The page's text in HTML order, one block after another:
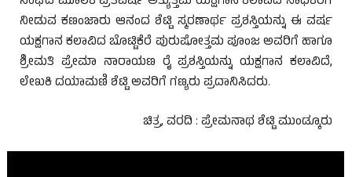
ನೀಡುವ ಕಣಂಜಾರು ಆನಂದ ಶೆಟ್ಟಿ ಸ್ಮರಣಾರ್ಥ ಪ್ರಶಸ್ತಿಯನ್ನು ಈ ವರ್ಷ
ಯಕ್ಷಗಾನ ಕಲಾವಿದ ಬೊಟ್ಟಿಕೆರೆ ಪುರುಷೋತ್ತಮ ಪೂಂಜ ಅವರಿಗೆ ಹಾಗೂ
ಶ್ರೀಮತಿ ಪ್ರೇಮಾ ನಾರಾಯಣ ರೈ ಪ್ರಶಸ್ತಿಯನ್ನು ಯಕ್ಷಗಾನ ಕಲಾವಿದೆ,
ಲೇಖಕಿ ದಯಾಮಣಿ ಶೆಟ್ಟಿ ಅವರಿಗೆ ಗಣ್ಯರು ಪ್ರದಾನಿಸಿದರು.
ಚಿತ್ರ, ವರದಿ : ಪ್ರೇಮನಾಥ ಶೆಟ್ಟಿ ಮುಂಡ್ಕೂರು